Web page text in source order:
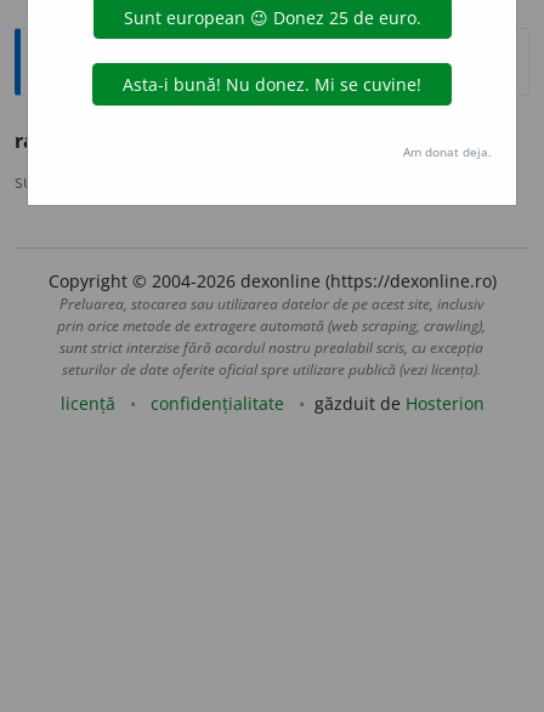
Ortografice DOOM
rap
sursa:
Copyright © 2004-2026 dexonline (https://dexonline.ro)
Preluarea, stocarea sau utilizarea datelor de pe acest site, inclusiv
prin orice metode de extragere automată (web scraping, crawling),
sunt strict interzise fără acordul nostru prealabil scris, cu excepția
seturilor de date oferite oficial spre utilizare publică (vezi licența).
licență confidențialitate găzduit de Hosterion
Am donat deja.